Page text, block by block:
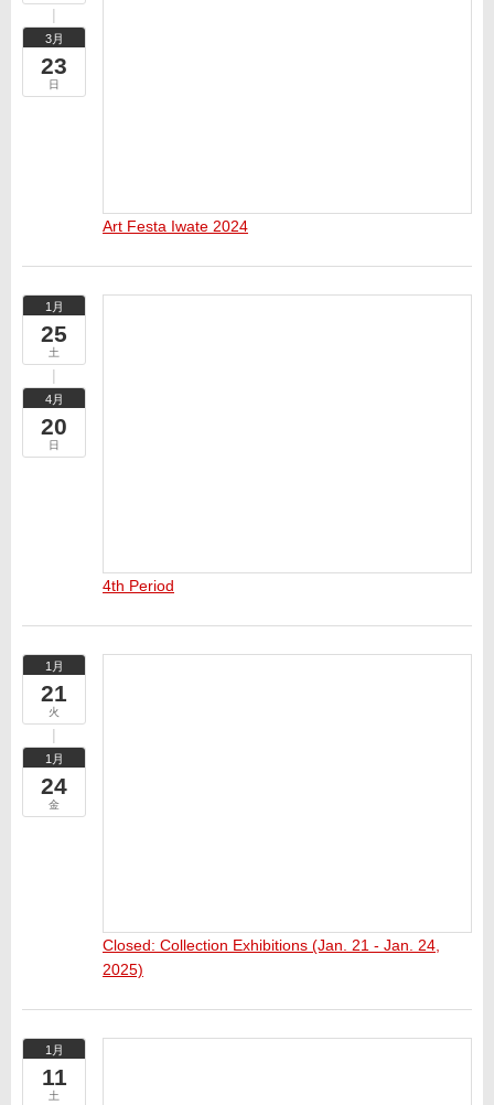
3月
23
日
Art Festa Iwate 2024
1月
25
土
4月
20
日
4th Period
1月
21
火
1月
24
金
Closed: Collection Exhibitions (Jan. 21 - Jan. 24,
2025)
1月
11
土